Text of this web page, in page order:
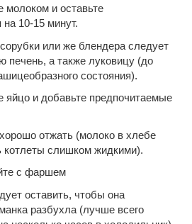
молоком и оставьте
на 10-15 минут.
или же блендера следует
печень, а также луковицу (до
состояния).
яйцо и добавьте предпочитаемые
отжать (молоко в хлебе
котлеты слишком жидкими).
с фаршем
оставить, чтобы она
разбухла (лучше всего